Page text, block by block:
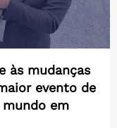
às mudanças
evento de
em